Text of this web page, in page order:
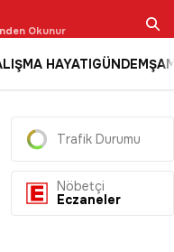
Okunur
HAYATIGÜNDEM
Trafik Durumu
Nöbetçi
Eczaneler